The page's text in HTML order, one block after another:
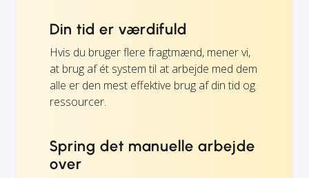
Din tid er værdifuld
Hvis du bruger flere fragtmænd, mener vi,
at brug af ét system til at arbejde med dem
alle er den mest effektive brug af din tid og
ressourcer.
Spring det manuelle arbejde
over